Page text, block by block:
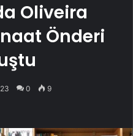
Oliveira
Önderi
0 9